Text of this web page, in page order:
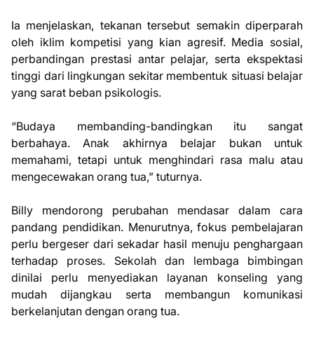
Ia menjelaskan, tekanan tersebut semakin diperparah
oleh iklim kompetisi yang kian agresif. Media sosial,
perbandingan prestasi antar pelajar, serta ekspektasi
tinggi dari lingkungan sekitar membentuk situasi belajar
yang sarat beban psikologis.
“Budaya membanding-bandingkan itu sangat
berbahaya. Anak akhirnya belajar bukan untuk
memahami, tetapi untuk menghindari rasa malu atau
mengecewakan orang tua,” tuturnya.
Billy mendorong perubahan mendasar dalam cara
pandang pendidikan. Menurutnya, fokus pembelajaran
perlu bergeser dari sekadar hasil menuju penghargaan
terhadap proses. Sekolah dan lembaga bimbingan
dinilai perlu menyediakan layanan konseling yang
mudah dijangkau serta membangun komunikasi
berkelanjutan dengan orang tua.